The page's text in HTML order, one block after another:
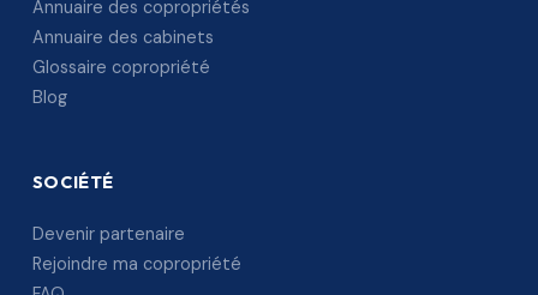
Annuaire des copropriétés
Annuaire des cabinets
Glossaire copropriété
Blog
SOCIÉTÉ
Devenir partenaire
Rejoindre ma copropriété